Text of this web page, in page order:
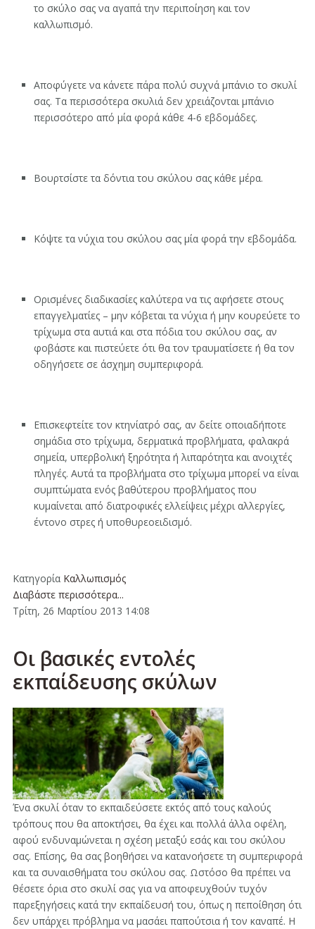
το σκύλο σας να αγαπά την περιποίηση και τον
καλλωπισμό.
Αποφύγετε να κάνετε πάρα πολύ συχνά μπάνιο το σκυλί
σας. Τα περισσότερα σκυλιά δεν χρειάζονται μπάνιο
περισσότερο από μία φορά κάθε 4-6 εβδομάδες.
Βουρτσίστε τα δόντια του σκύλου σας κάθε μέρα.
Κόψτε τα νύχια του σκύλου σας μία φορά την εβδομάδα.
Ορισμένες διαδικασίες καλύτερα να τις αφήσετε στους
επαγγελματίες – μην κόβεται τα νύχια ή μην κουρεύετε το
τρίχωμα στα αυτιά και στα πόδια του σκύλου σας, αν
φοβάστε και πιστεύετε ότι θα τον τραυματίσετε ή θα τον
οδηγήσετε σε άσχημη συμπεριφορά.
Επισκεφτείτε τον κτηνίατρό σας, αν δείτε οποιαδήποτε
σημάδια στο τρίχωμα, δερματικά προβλήματα, φαλακρά
σημεία, υπερβολική ξηρότητα ή λιπαρότητα και ανοιχτές
πληγές. Αυτά τα προβλήματα στο τρίχωμα μπορεί να είναι
συμπτώματα ενός βαθύτερου προβλήματος που
κυμαίνεται από διατροφικές ελλείψεις μέχρι αλλεργίες,
έντονο στρες ή υποθυρεοειδισμό.
Κατηγορία Καλλωπισμός
Διαβάστε περισσότερα...
Τρίτη, 26 Μαρτίου 2013 14:08
Oι βασικές εντολές
εκπαίδευσης σκύλων
Ένα σκυλί όταν το εκπαιδεύσετε εκτός από τους καλούς
τρόπους που θα αποκτήσει, θα έχει και πολλά άλλα οφέλη,
αφού ενδυναμώνεται η σχέση μεταξύ εσάς και του σκύλου
σας. Επίσης, θα σας βοηθήσει να κατανοήσετε τη συμπεριφορά
και τα συναισθήματα του σκύλου σας. Ωστόσο θα πρέπει να
θέσετε όρια στο σκυλί σας για να αποφευχθούν τυχόν
παρεξηγήσεις κατά την εκπαίδευσή του, όπως η πεποίθηση ότι
δεν υπάρχει πρόβλημα να μασάει παπούτσια ή τον καναπέ. Η